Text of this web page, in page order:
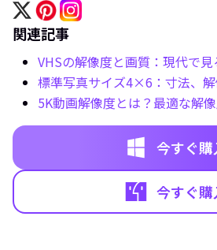
関連記事
VHSの解像度と画質：現代で
標準写真サイズ4×6：寸法、
5K動画解像度とは？最適な解
今すぐ購
今すぐ購